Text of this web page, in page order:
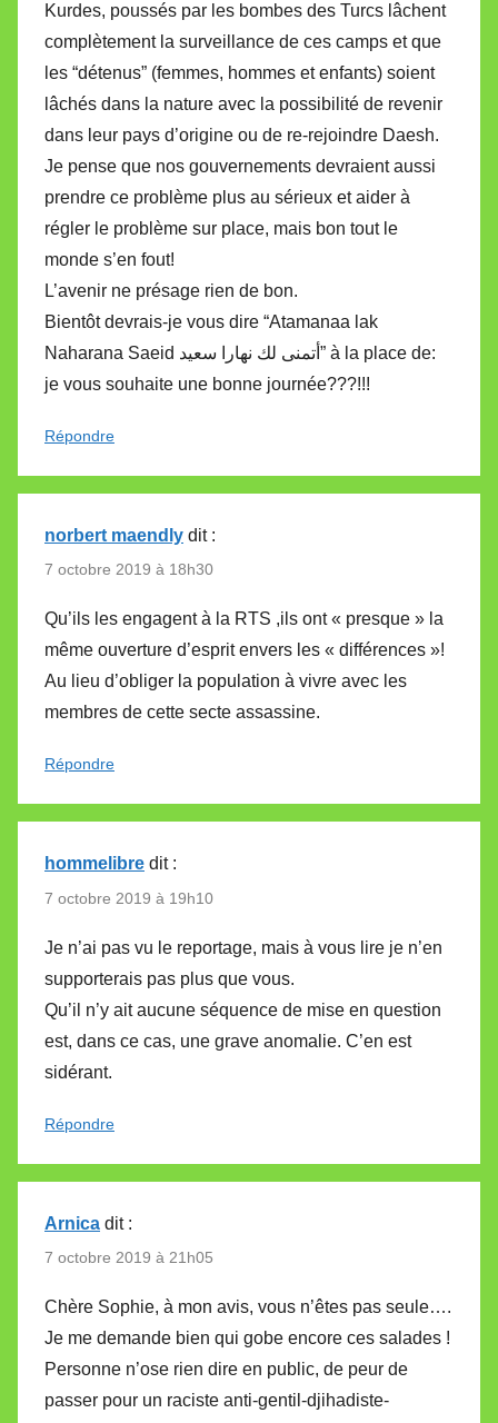
Kurdes, poussés par les bombes des Turcs lâchent
complètement la surveillance de ces camps et que
les “détenus” (femmes, hommes et enfants) soient
lâchés dans la nature avec la possibilité de revenir
dans leur pays d’origine ou de re-rejoindre Daesh.
Je pense que nos gouvernements devraient aussi
prendre ce problème plus au sérieux et aider à
régler le problème sur place, mais bon tout le
monde s’en fout!
L’avenir ne présage rien de bon.
Bientôt devrais-je vous dire “Atamanaa lak
Naharana Saeid أتمنى لك نهارا سعيد” à la place de:
je vous souhaite une bonne journée???!!!
Répondre
norbert maendly dit :
7 octobre 2019 à 18h30
Qu’ils les engagent à la RTS ,ils ont « presque » la
même ouverture d’esprit envers les « différences »!
Au lieu d’obliger la population à vivre avec les
membres de cette secte assassine.
Répondre
hommelibre dit :
7 octobre 2019 à 19h10
Je n’ai pas vu le reportage, mais à vous lire je n’en
supporterais pas plus que vous.
Qu’il n’y ait aucune séquence de mise en question
est, dans ce cas, une grave anomalie. C’en est
sidérant.
Répondre
Arnica dit :
7 octobre 2019 à 21h05
Chère Sophie, à mon avis, vous n’êtes pas seule….
Je me demande bien qui gobe encore ces salades !
Personne n’ose rien dire en public, de peur de
passer pour un raciste anti-gentil-djihadiste-